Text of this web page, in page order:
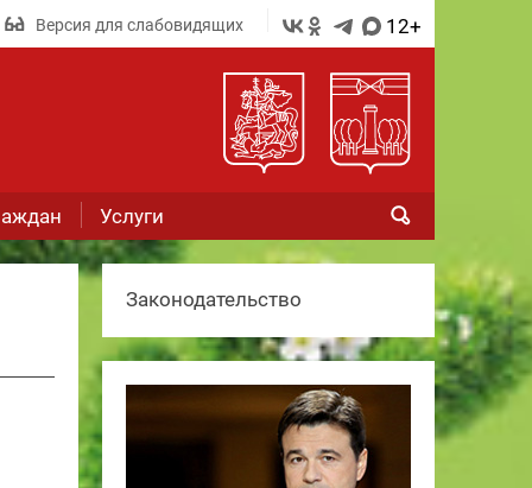
Версия для слабовидящих 12+
Услуги
Законодательство